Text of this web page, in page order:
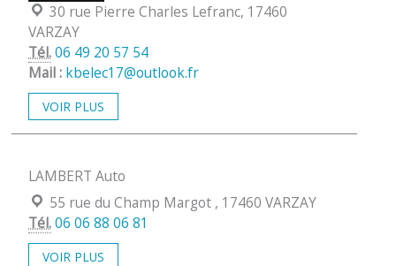
Localisation :
30 rue Pierre Charles Lefranc, 17460
VARZAY
Tél.06 49 20 57 54
Mail : kbelec17@outlook.fr
VOIR PLUS
LAMBERT Auto
Localisation :
55 rue du Champ Margot , 17460 VARZAY
Tél.06 06 88 06 81
VOIR PLUS